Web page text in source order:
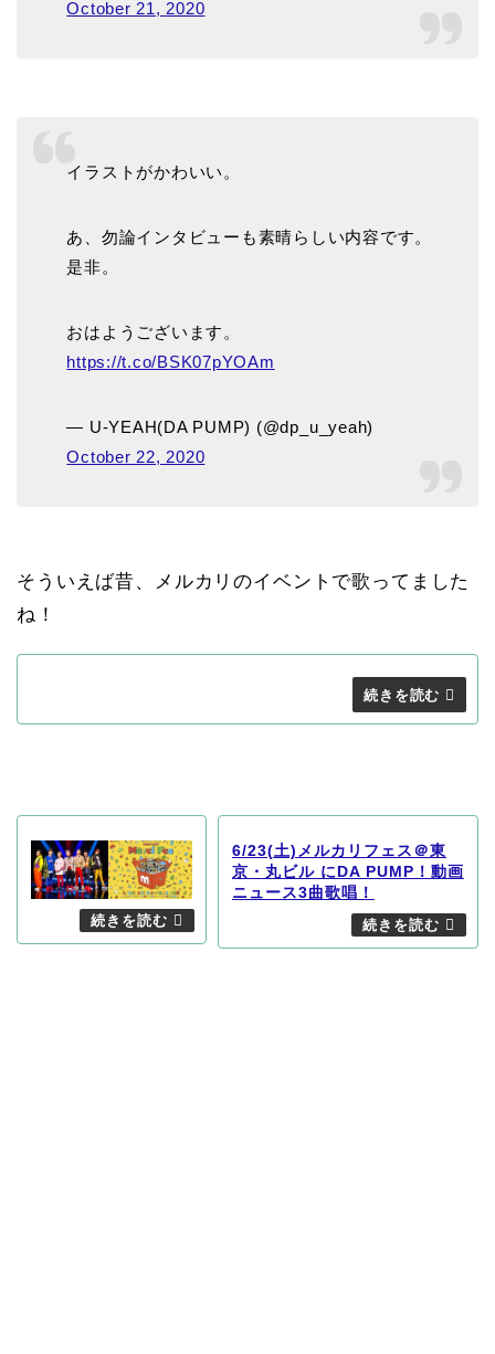
October 21, 2020
イラストがかわいい。
あ、勿論インタビューも素晴らしい内容です。
是非。
おはようございます。
https://t.co/BSK07pYOAm
— U-YEAH(DA PUMP) (@dp_u_yeah)
October 22, 2020
そういえば昔、メルカリのイベントで歌ってました
ね！
6/23(土)メルカリフェス＠東
京・丸ビル にDA PUMP！動画
ニュース3曲歌唱！